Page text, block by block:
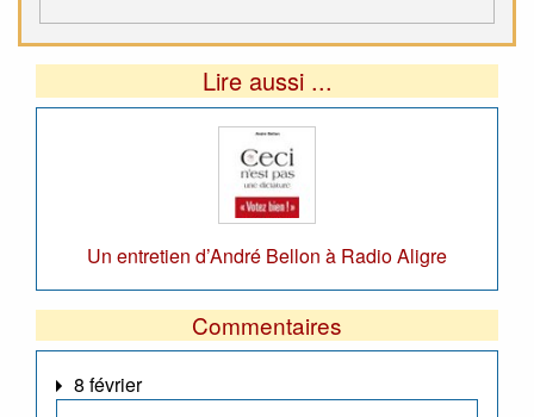
Lire aussi ...
Un entretien d’André Bellon à Radio Aligre
Commentaires
8 février